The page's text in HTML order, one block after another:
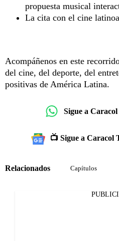
propuesta musical
La cita con el cine
Acompáñenos en este
del cine, del deporte, del
positivas de América Latina.
Sigue a
📺 Sigue a Caracol
Relacionados Capítulos